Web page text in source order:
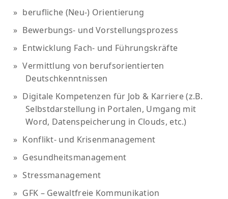
berufliche (Neu-) Orientierung
Bewerbungs- und Vorstellungsprozess
Entwicklung Fach- und Führungskräfte
Vermittlung von berufsorientierten
Deutschkenntnissen
Digitale Kompetenzen für Job & Karriere (z.B.
Selbstdarstellung in Portalen, Umgang mit
Word, Datenspeicherung in Clouds, etc.)
Konflikt- und Krisenmanagement
Gesundheitsmanagement
Stressmanagement
GFK – Gewaltfreie Kommunikation